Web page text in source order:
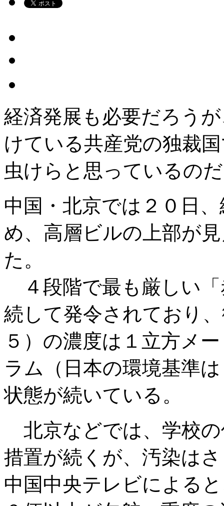
経済発展も必要だろう
けている共産党の独裁
虫けらと思っているの
中国・北京では２０日
め、高層ビルの上部が
た。
４段階で最も厳しい「
続して発令されており
５）の濃度は１立方メ
ラム（日本の環境基準
状態が続いている。
北京などでは、学校
措置が続くが、汚染は
中国中央テレビによる